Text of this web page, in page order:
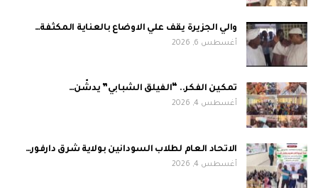
والي الجزيرة يقف علي الاوضاع بالعناية المكثفة…
أغسطس 6, 2026
تمكين الفكر.. “الفيلق الشبابي” يدشّن…
أغسطس 4, 2026
الاتحاد العام لطلاب السودانين بولاية شرق دارفور…
أغسطس 4, 2026